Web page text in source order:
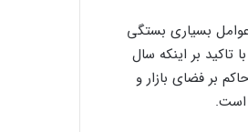
بسیاری بستگی
تاکید بر اینکه سال
بر فضای بازار و
است.